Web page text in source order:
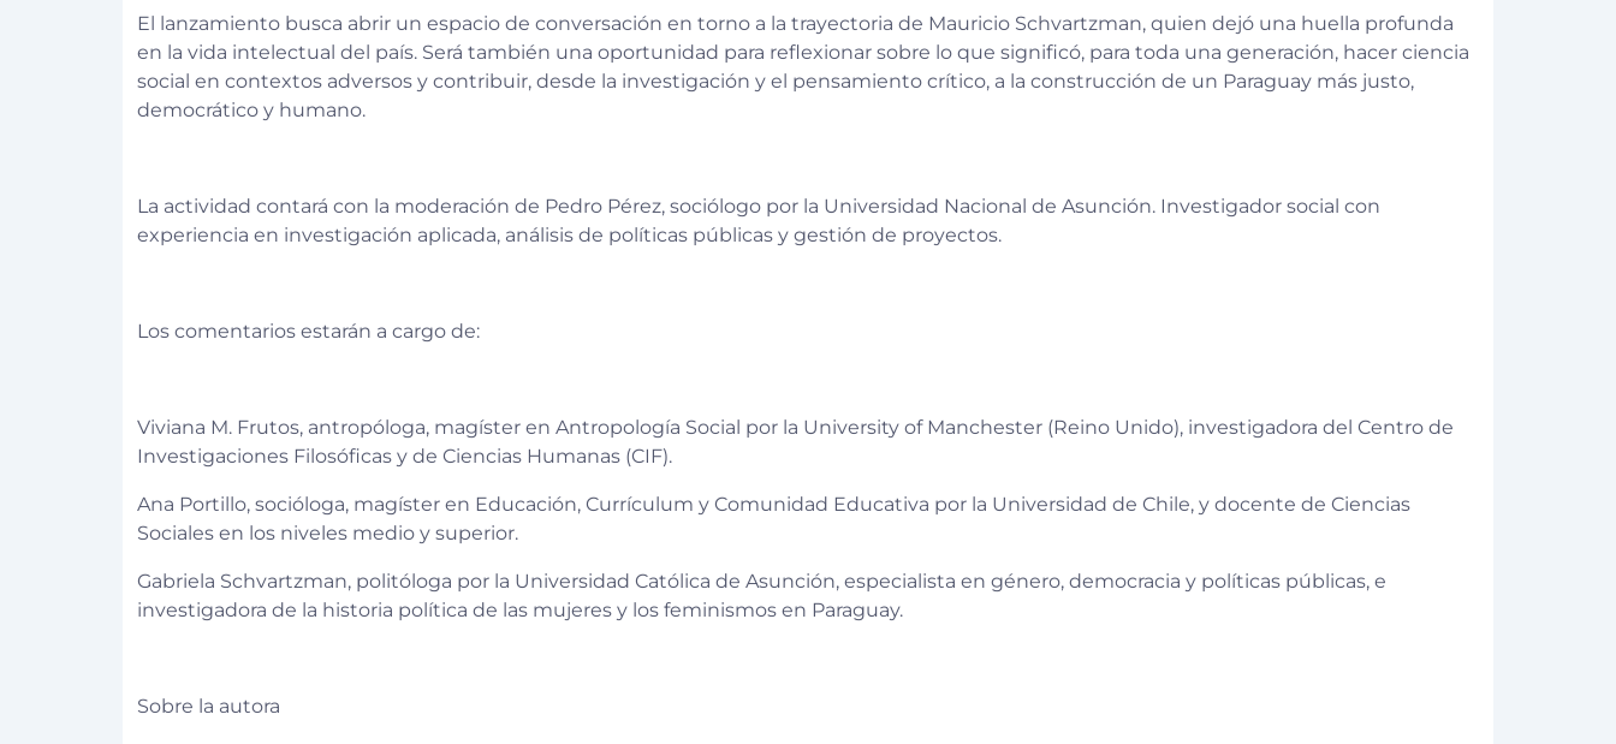
El lanzamiento busca abrir un espacio de conversación en torno a la trayectoria de Mauricio Schvartzman, quien dejó una huella profunda
en la vida intelectual del país. Será también una oportunidad para reflexionar sobre lo que significó, para toda una generación, hacer ciencia
social en contextos adversos y contribuir, desde la investigación y el pensamiento crítico, a la construcción de un Paraguay más justo,
democrático y humano.
La actividad contará con la moderación de Pedro Pérez, sociólogo por la Universidad Nacional de Asunción. Investigador social con
experiencia en investigación aplicada, análisis de políticas públicas y gestión de proyectos.
Los comentarios estarán a cargo de:
Viviana M. Frutos, antropóloga, magíster en Antropología Social por la University of Manchester (Reino Unido), investigadora del Centro de
Investigaciones Filosóficas y de Ciencias Humanas (CIF).
Ana Portillo, socióloga, magíster en Educación, Currículum y Comunidad Educativa por la Universidad de Chile, y docente de Ciencias
Sociales en los niveles medio y superior.
Gabriela Schvartzman, politóloga por la Universidad Católica de Asunción, especialista en género, democracia y políticas públicas, e
investigadora de la historia política de las mujeres y los feminismos en Paraguay.
Sobre la autora